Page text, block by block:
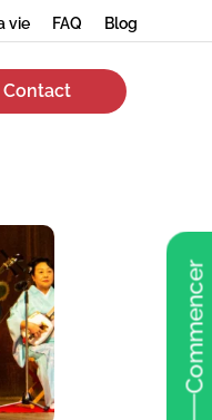
vie FAQ Blog
Contact
Commencer